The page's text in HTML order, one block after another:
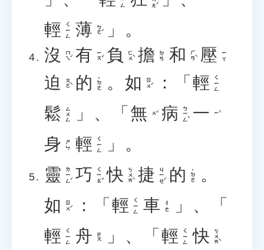
輕 ㄑㄧㄥ 薄 ㄅㄛˊ
」。
沒 ㄇㄟˊ 有 ㄧㄡˇ 負 ㄈㄨˋ 擔 ㄉㄢ 和 ㄏㄢˋ 壓 ㄧㄚ
迫 ㄆㄛˋ 的 ˙ㄉㄜ 。 如 ㄖㄨˊ ：「 輕 ㄑㄧㄥ
鬆 ㄙㄨㄥ 」、「 無 ㄨˊ 病 ㄅㄧㄥˋ 一 ㄧˋ
身 ㄕㄣ 輕 ㄑㄧㄥ
」。
靈 ㄌㄧㄥˊ 巧 ㄑㄧㄠˇ 快 ㄎㄨㄞˋ 捷 ㄐㄧㄝˊ 的 ˙ㄉㄜ 。
如 ㄖㄨˊ ：「 輕 ㄑㄧㄥ 車 ㄔㄜ
」、「
輕 ㄑㄧㄥ 舟 ㄓㄡ 」、「 輕 ㄑㄧㄥ 快 ㄎㄨㄞˋ